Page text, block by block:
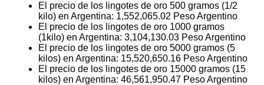
El precio de los lingotes de oro 500 gramos (1/2
kilo) en Argentina: 1,552,065.02 Peso Argentino
El precio de los lingotes de oro 1000 gramos
(1kilo) en Argentina: 3,104,130.03 Peso Argentino
El precio de los lingotes de oro 5000 gramos (5
kilos) en Argentina: 15,520,650.16 Peso Argentino
El precio de los lingotes de oro 15000 gramos (15
kilos) en Argentina: 46,561,950.47 Peso Argentino